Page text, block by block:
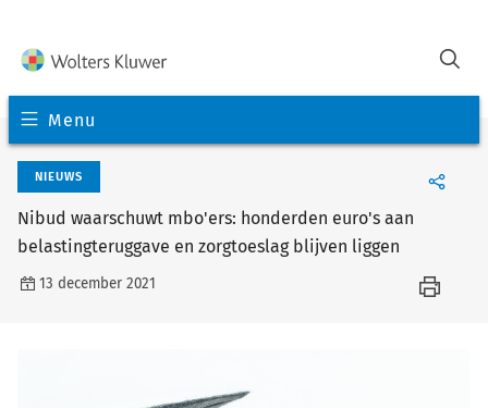
Menu
NIEUWS
Nibud waarschuwt mbo'ers: honderden euro's aan
belastingteruggave en zorgtoeslag blijven liggen
13 december 2021